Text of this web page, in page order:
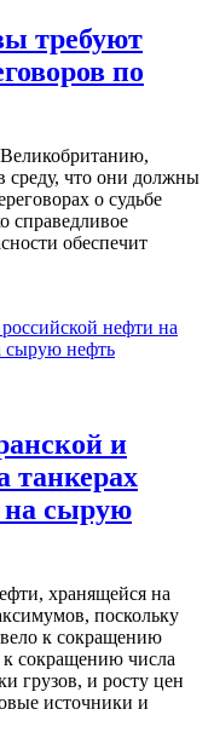
требуют
по
что они должны
о судьбе
справедливое
обеспечит
и
танкерах
на сырую
хранящейся на
поскольку
к сокращению
к сокращению числа
грузов, и росту цен
источники и